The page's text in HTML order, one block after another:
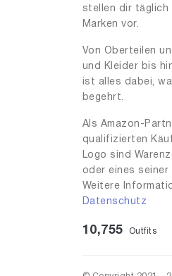
stellen dir täglich
Marken vor.
Von Oberteilen
und Kleider bis
ist alles dabei,
begehrt.
Als Amazon-
qualifizierten
Logo sind
oder eines seiner
Weitere
Datenschutz
10,755 Outfits